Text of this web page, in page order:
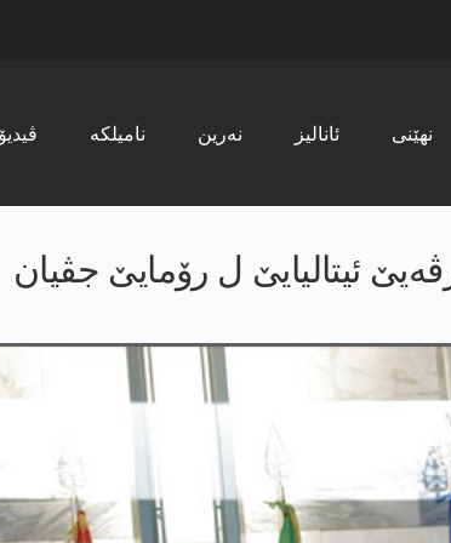
ڤیدیۆ نامیلکە نەرین ئانالیز نھێنی
ئیتالیایێ ل رۆمایێ جڤیان